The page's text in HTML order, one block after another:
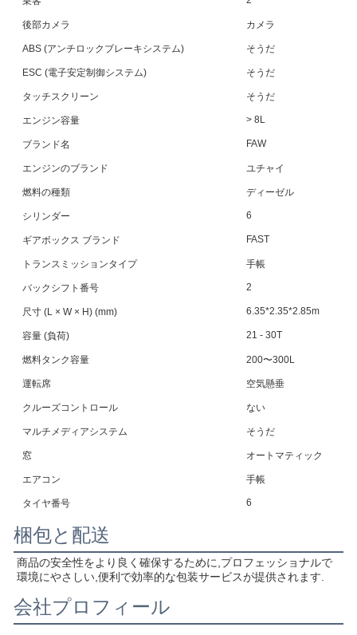
後部カメラ カメラ
ABS (アンチロックブレーキシステム) そうだ
ESC (電子安定制御システム) そうだ
タッチスクリーン そうだ
エンジン容量 > 8L
ブランド名 FAW
エンジンのブランド ユチャイ
燃料の種類 ディーゼル
シリンダー 6
ギアボックス ブランド FAST
トランスミッションタイプ 手帳
バックシフト番号 2
尺寸 (L × W × H) (mm) 6.35*2.35*2.85m
容量 (負荷) 21 - 30T
燃料タンク容量 200〜300L
運転席 空気懸垂
クルーズコントロール ない
マルチメディアシステム そうだ
窓 オートマティック
エアコン 手帳
タイヤ番号 6
梱包と配送
商品の安全性をより良く確保するために,プロフェッショナルで
環境にやさしい,便利で効率的な包装サービスが提供されます.
会社プロフィール